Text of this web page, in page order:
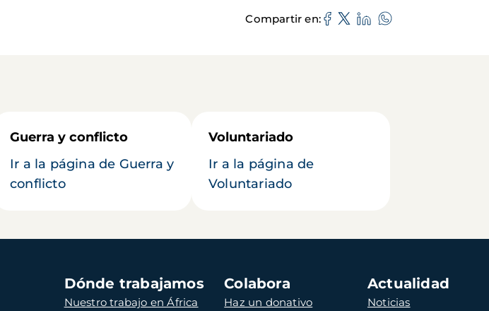
Compartir en
Guerra y conflicto
Ir a la página de Guerra y
conflicto
Voluntariado
Ir a la página de
Voluntariado
Dónde trabajamos
Nuestro trabajo en África
Colabora
Haz un donativo
Actualidad
Noticias